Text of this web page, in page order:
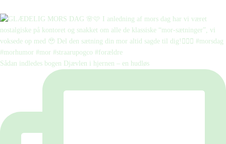
Sådan indledes bogen Djævlen i hjernen – en hudløs